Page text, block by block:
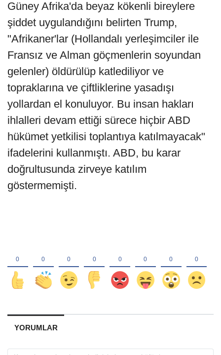
Güney Afrika'da beyaz kökenli bireylere
şiddet uygulandığını belirten Trump,
"Afrikaner'lar (Hollandalı yerleşimciler ile
Fransız ve Alman göçmenlerin soyundan
gelenler) öldürülüp katlediliyor ve
topraklarına ve çiftliklerine yasadışı
yollardan el konuluyor. Bu insan hakları
ihlalleri devam ettiği sürece hiçbir ABD
hükümet yetkilisi toplantıya katılmayacak"
ifadelerini kullanmıştı. ABD, bu karar
doğrultusunda zirveye katılım
göstermemişti.
YORUMLAR